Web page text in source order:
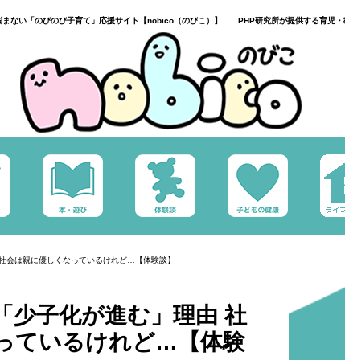
まない「のびのび子育て」応援サイト【nobico（のびこ）】 PHP研究所が提供する育児・
会は親に優しくなっているけれど…【体験談】
少子化が進む」理由 社
ているけれど…【体験